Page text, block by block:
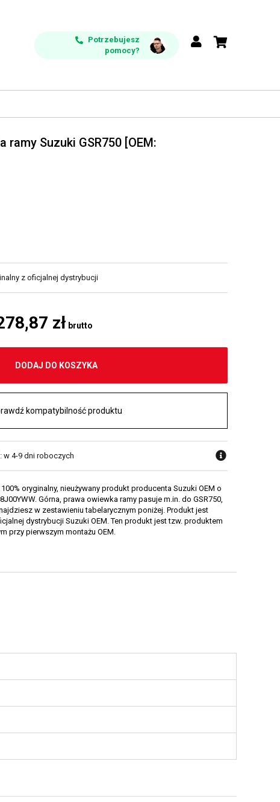
Potrzebujesz
pomocy?
ramy Suzuki GSR750 [OEM:
z oficjalnej dystrybucji
zł brutto
DODAJ DO KOSZYKA
kompatybilność produktu
w 4-9 dni roboczych
oryginalny, nieużywany produkt producenta Suzuki OEM o
Górna, prawa owiewka ramy pasuje m.in. do GSR750,
w zestawieniu tabelarycznym poniżej. Produkt jest
dystrybucji Suzuki OEM. Ten produkt jest tzw. produktem
przy pierwszym montażu OEM.